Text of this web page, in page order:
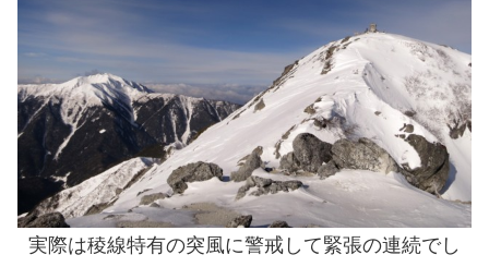
実際は稜線特有の突風に警戒して緊張の連続でし